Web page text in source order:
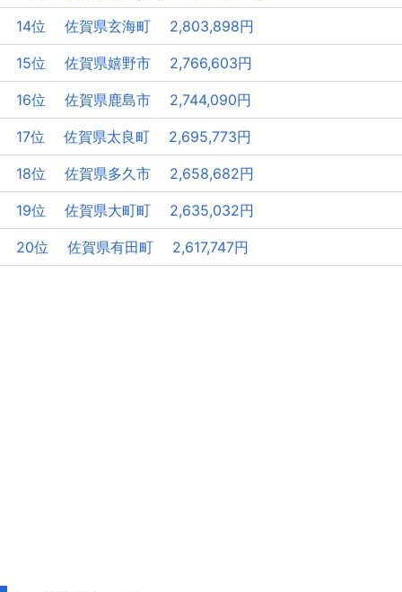
14位 佐賀県玄海町 2,803,898円
15位 佐賀県嬉野市 2,766,603円
16位 佐賀県鹿島市 2,744,090円
17位 佐賀県太良町 2,695,773円
18位 佐賀県多久市 2,658,682円
19位 佐賀県大町町 2,635,032円
20位 佐賀県有田町 2,617,747円